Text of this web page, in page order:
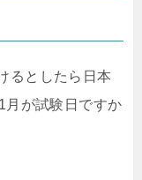
るとしたら日本
月が試験日ですか